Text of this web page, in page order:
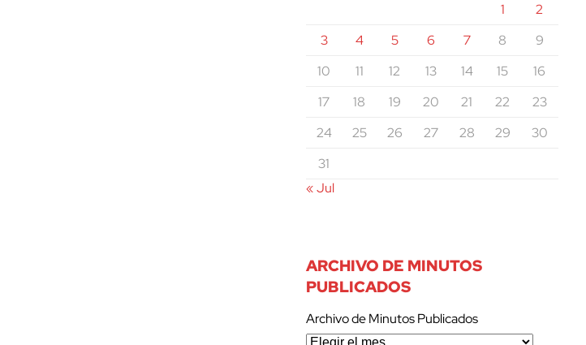
1
2
3
4 5 6 7 8
9
10
11 12 13 14 15
16
17
18 19 20 21 22
23
24
25 26 27 28 29
30
31
« Jul
ARCHIVO DE MINUTOS
PUBLICADOS
Archivo de Minutos Publicados